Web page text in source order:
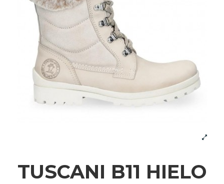
TUSCANI B11 HIELO